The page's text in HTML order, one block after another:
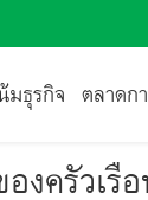
มธุรกิจ ตลาดก